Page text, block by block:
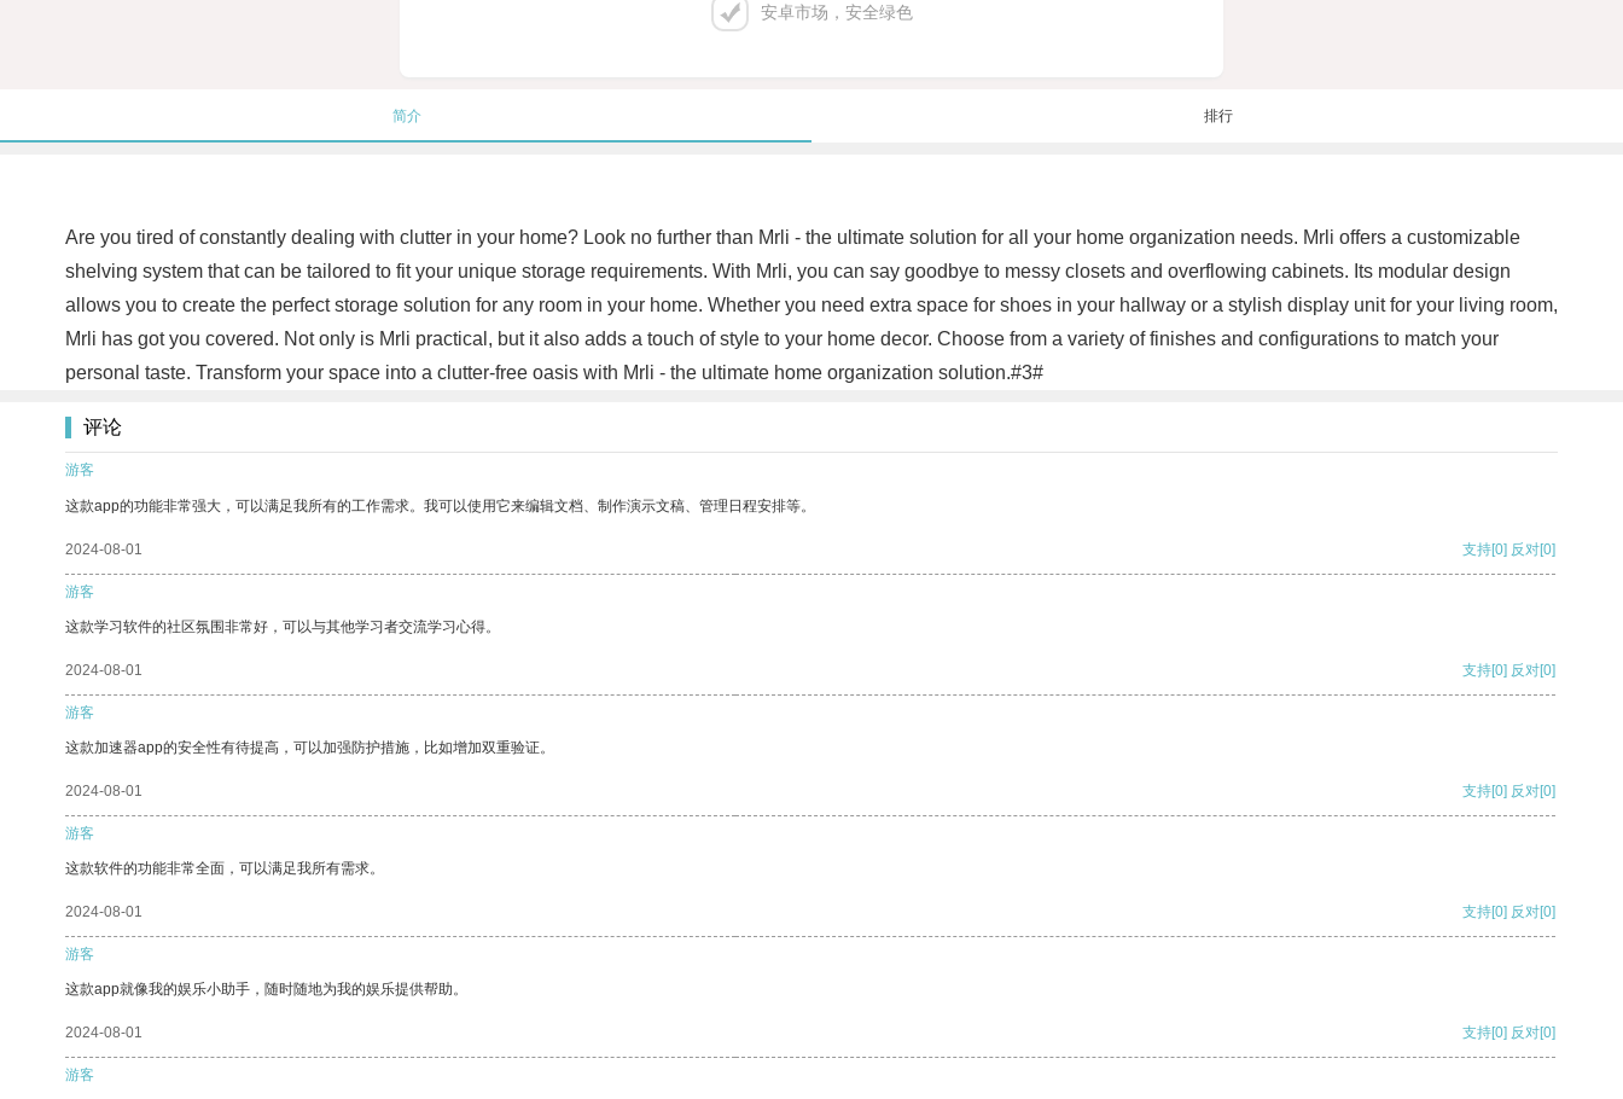
安卓市场，安全绿色
简介 排行
Are you tired of constantly dealing with clutter in your home? Look no further than Mrli - the ultimate solution for all your home organization needs. Mrli offers a customizable
shelving system that can be tailored to fit your unique storage requirements. With Mrli, you can say goodbye to messy closets and overflowing cabinets. Its modular design
allows you to create the perfect storage solution for any room in your home. Whether you need extra space for shoes in your hallway or a stylish display unit for your living room,
Mrli has got you covered. Not only is Mrli practical, but it also adds a touch of style to your home decor. Choose from a variety of finishes and configurations to match your
personal taste. Transform your space into a clutter-free oasis with Mrli - the ultimate home organization solution.#3#
评论
游客
这款app的功能非常强大，可以满足我所有的工作需求。我可以使用它来编辑文档、制作演示文稿、管理日程安排等。
2024-08-01 支持[0] 反对[0]
游客
这款学习软件的社区氛围非常好，可以与其他学习者交流学习心得。
2024-08-01 支持[0] 反对[0]
游客
这款加速器app的安全性有待提高，可以加强防护措施，比如增加双重验证。
2024-08-01 支持[0] 反对[0]
游客
这款软件的功能非常全面，可以满足我所有需求。
2024-08-01 支持[0] 反对[0]
游客
这款app就像我的娱乐小助手，随时随地为我的娱乐提供帮助。
2024-08-01 支持[0] 反对[0]
游客